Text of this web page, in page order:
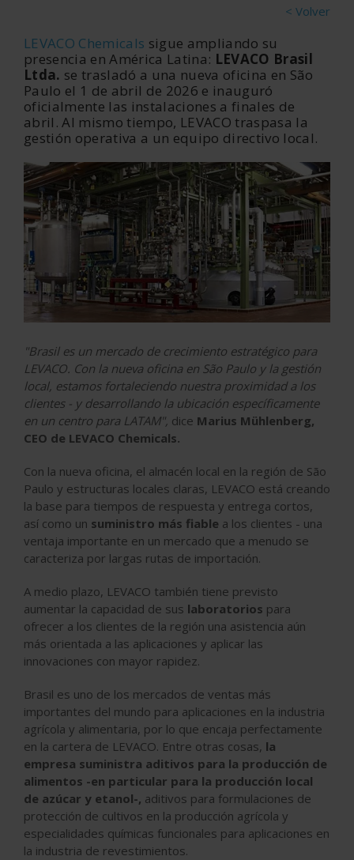
< Volver
LEVACO Chemicals sigue ampliando su
presencia en América Latina: LEVACO Brasil
Ltda. se trasladó a una nueva oficina en São
Paulo el 1 de abril de 2026 e inauguró
oficialmente las instalaciones a finales de
abril. Al mismo tiempo, LEVACO traspasa la
gestión operativa a un equipo directivo local.
"Brasil es un mercado de crecimiento estratégico para
LEVACO. Con la nueva oficina en São Paulo y la gestión
local, estamos fortaleciendo nuestra proximidad a los
clientes - y desarrollando la ubicación específicamente
en un centro para LATAM", dice Marius Mühlenberg,
CEO de LEVACO Chemicals.
Con la nueva oficina, el almacén local en la región de São
Paulo y estructuras locales claras, LEVACO está creando
la base para tiempos de respuesta y entrega cortos,
así como un suministro más fiable a los clientes - una
ventaja importante en un mercado que a menudo se
caracteriza por largas rutas de importación.
A medio plazo, LEVACO también tiene previsto
aumentar la capacidad de sus laboratorios para
ofrecer a los clientes de la región una asistencia aún
más orientada a las aplicaciones y aplicar las
innovaciones con mayor rapidez.
Brasil es uno de los mercados de ventas más
importantes del mundo para aplicaciones en la industria
agrícola y alimentaria, por lo que encaja perfectamente
en la cartera de LEVACO. Entre otras cosas, la
empresa suministra aditivos para la producción de
alimentos -en particular para la producción local
de azúcar y etanol-, aditivos para formulaciones de
protección de cultivos en la producción agrícola y
especialidades químicas funcionales para aplicaciones en
la industria de revestimientos.